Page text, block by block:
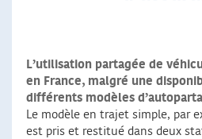
L’utilisation partagée de
en France, malgré une
différents modèles
Le modèle en trajet simple, par
est pris et restitué dans deux